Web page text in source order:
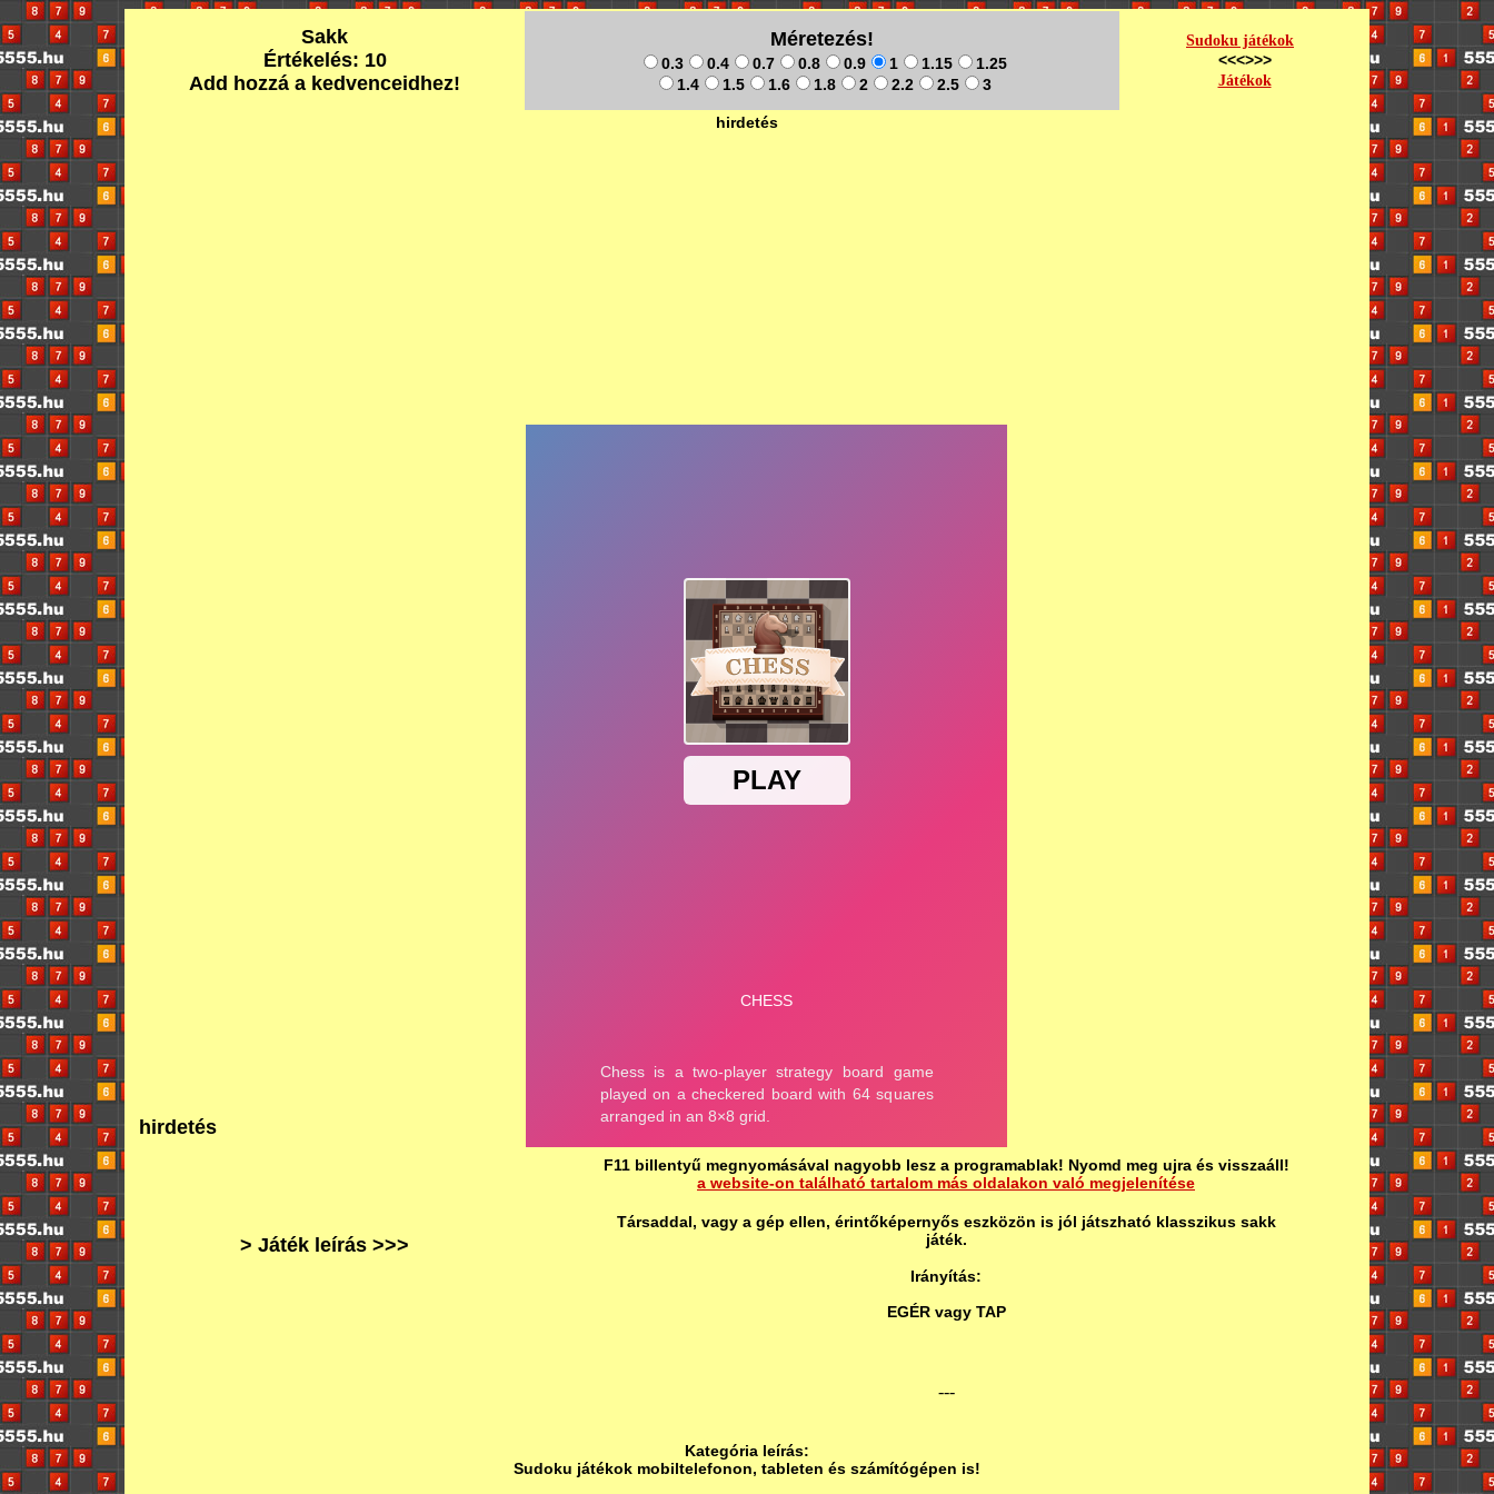
Sakk
Értékelés: 10
Add hozzá a kedvenceidhez!
Méretezés!
0.3 0.4 0.7 0.8 0.9 1 1.15
1.25
1.4
1.5 1.6 1.8 2 2.2 2.5 3
Sudoku játékok
<<<>>>
Játékok
hirdetés
hirdetés
> Játék leírás >>>
F11 billentyű megnyomásával nagyobb lesz a programablak! Nyomd meg ujra és visszaáll!
a website-on található tartalom más oldalakon való megjelenítése
Társaddal, vagy a gép ellen, érintőképernyős eszközön is jól játszható klasszikus sakk
játék.
Irányítás:
EGÉR vagy TAP
---
Kategória leírás:
Sudoku játékok mobiltelefonon, tableten és számítógépen is!